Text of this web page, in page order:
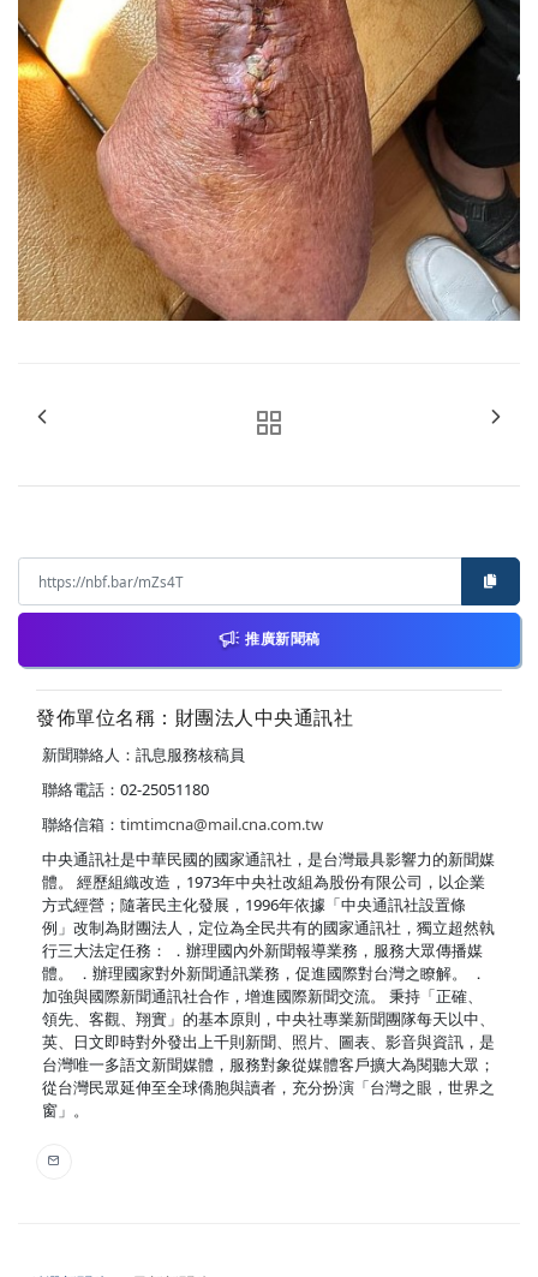
推廣新聞稿
發佈單位名稱：財團法人中央通訊社
新聞聯絡人：訊息服務核稿員
聯絡電話：02-25051180
聯絡信箱： timtimcna@mail.cna.com.tw
中央通訊社是中華民國的國家通訊社，是台灣最具影響力的新聞媒
體。 經歷組織改造，1973年中央社改組為股份有限公司，以企業
方式經營；隨著民主化發展，1996年依據「中央通訊社設置條
例」改制為財團法人，定位為全民共有的國家通訊社，獨立超然執
行三大法定任務： ．辦理國內外新聞報導業務，服務大眾傳播媒
體。 ．辦理國家對外新聞通訊業務，促進國際對台灣之瞭解。 ．
加強與國際新聞通訊社合作，增進國際新聞交流。 秉持「正確、
領先、客觀、翔實」的基本原則，中央社專業新聞團隊每天以中、
英、日文即時對外發出上千則新聞、照片、圖表、影音與資訊，是
台灣唯一多語文新聞媒體，服務對象從媒體客戶擴大為閱聽大眾；
從台灣民眾延伸至全球僑胞與讀者，充分扮演「台灣之眼，世界之
窗」。